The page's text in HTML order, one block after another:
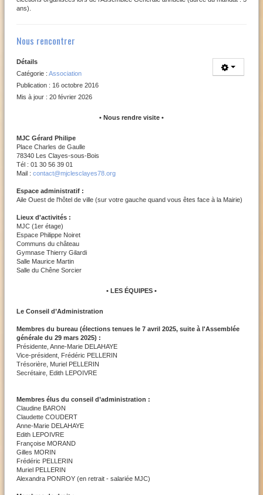
ans).
Nous rencontrer
Détails
Catégorie : Association
Publication : 16 octobre 2016
Mis à jour : 20 février 2026
• Nous rendre visite •
MJC Gérard Philipe
Place Charles de Gaulle
78340 Les Clayes-sous-Bois
Tél : 01 30 56 39 01
Mail : contact@mjclesclayes78.org
Espace administratif :
Aile Ouest de l'hôtel de ville (sur votre gauche quand vous êtes face à la Mairie)
Lieux d'activités :
MJC (1er étage)
Espace Philippe Noiret
Communs du château
Gymnase Thierry Gilardi
Salle Maurice Martin
Salle du Chêne Sorcier
• LES ÉQUIPES •
Le Conseil d’Administration
Membres du bureau (élections tenues le 7 avril 2025, suite à l'Assemblée
générale du 29 mars 2025) :
Présidente, Anne-Marie DELAHAYE
Vice-président, Frédéric PELLERIN
Trésorière, Muriel PELLERIN
Secrétaire, Edith LEPOIVRE
Membres élus du conseil d’administration :
Claudine BARON
Claudette COUDERT
Anne-Marie DELAHAYE
Edith LEPOIVRE
Françoise MORAND
Gilles MORIN
Frédéric PELLERIN
Muriel PELLERIN
Alexandra PONROY (en retrait - salariée MJC)